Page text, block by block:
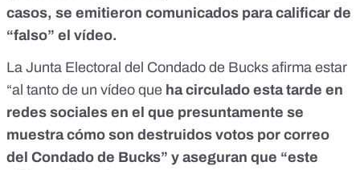
casos, se emitieron comunicados para calificar de
“falso” el vídeo.
La Junta Electoral del Condado de Bucks afirma estar
“al tanto de un vídeo que ha circulado esta tarde en
redes sociales en el que presuntamente se
muestra cómo son destruidos votos por correo
del Condado de Bucks” y aseguran que “este